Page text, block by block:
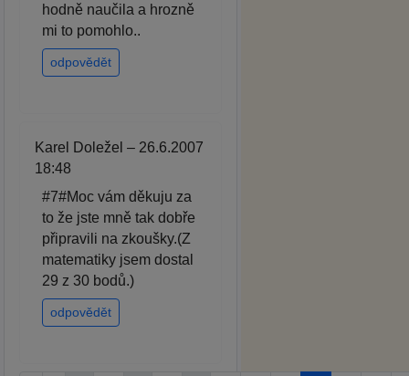
hodně naučila a hrozně
mi to pomohlo..
odpovědět
Karel Doležel – 26.6.2007
18:48
#7#Moc vám děkuju za
to že jste mně tak dobře
připravili na zkoušky.(Z
matematiky jsem dostal
29 z 30 bodů.)
odpovědět